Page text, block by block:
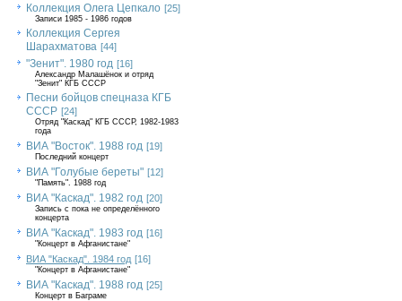
Коллекция Олега Цепкало [25]
Записи 1985 - 1986 годов
Коллекция Сергея
Шарахматова [44]
"Зенит". 1980 год [16]
Александр Малашёнок и отряд
"Зенит" КГБ СССР
Песни бойцов спецназа КГБ
СССР [24]
Отряд "Каскад" КГБ СССР, 1982-1983
года
ВИА "Восток". 1988 год [19]
Последний концерт
ВИА "Голубые береты" [12]
"Память". 1988 год
ВИА "Каскад". 1982 год [20]
Запись с пока не определённого
концерта
ВИА "Каскад". 1983 год [16]
"Концерт в Афганистане"
ВИА "Каскад". 1984 год [16]
"Концерт в Афганистане"
ВИА "Каскад". 1988 год [25]
Концерт в Баграме